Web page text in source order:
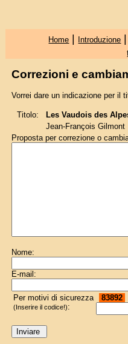
Home | Introduzione |
Correzioni e
Vorrei dare un indicazione per il
Titolo:
Les Vaudois des
Jean-François Gilmont
Proposta per correzione o
Nome:
E-mail:
Per motivi di sicurezza
(Inserire il codice!):
83892